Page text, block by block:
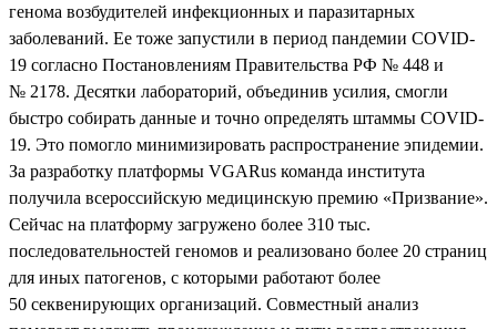
генома возбудителей инфекционных и паразитарных
заболеваний. Ее тоже запустили в период пандемии COVID-
19 согласно Постановлениям Правительства РФ № 448 и
№ 2178. Десятки лабораторий, объединив усилия, смогли
быстро собирать данные и точно определять штаммы COVID-
19. Это помогло минимизировать распространение эпидемии.
За разработку платформы VGARus команда института
получила всероссийскую медицинскую премию «Призвание».
Сейчас на платформу загружено более 310 тыс.
последовательностей геномов и реализовано более 20 страниц
для иных патогенов, с которыми работают более
50 секвенирующих организаций. Совместный анализ